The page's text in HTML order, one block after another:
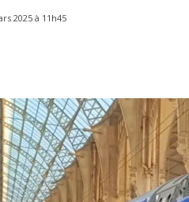
2025 à 11h45